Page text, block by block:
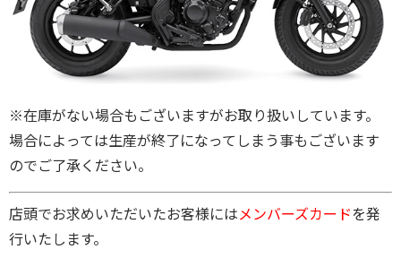
※在庫がない場合もございますがお取り扱いしています。
場合によっては生産が終了になってしまう事もございます
のでご了承ください。
店頭でお求めいただいたお客様にはメンバーズカードを発
行いたします。